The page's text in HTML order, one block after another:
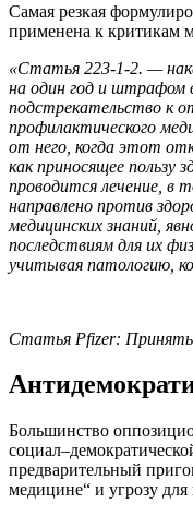
Самая резкая
применена к критикам
«Статья 223-1-2. —
на один год и штрафом
подстрекательство к
профилактического
от него, когда этот
как приносящее пользу
проводится лечение, в
направлено против
медицинских знаний,
последствиям для их
учитывая патологию,
Статья Pfizer:
Большинство
предварительный
медицине“ и угрозу